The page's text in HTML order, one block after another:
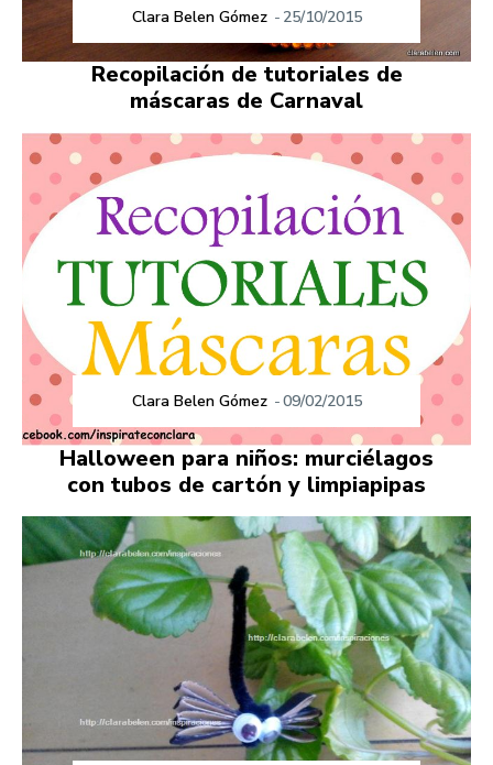
Clara Belen Gómez - 25/10/2015
Recopilación de tutoriales de
máscaras de Carnaval
Clara Belen Gómez -09/02/2015
Halloween para niños: murciélagos
con tubos de cartón y limpiapipas